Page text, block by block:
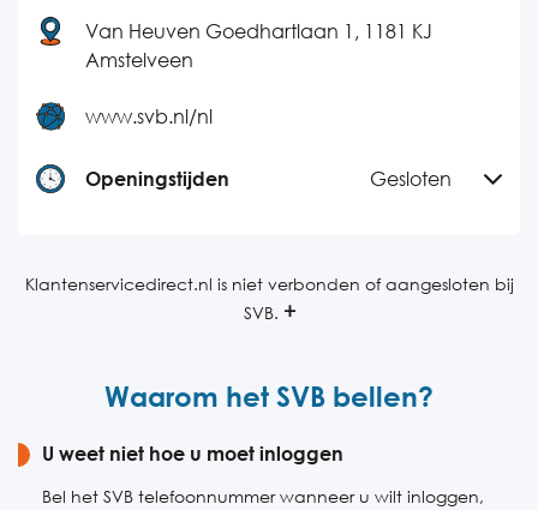
Van Heuven Goedhartlaan 1, 1181 KJ
Amstelveen
www.svb.nl/nl
Openingstijden Gesloten
Dinsdag
08:00-17:00
08:00-17:00
Zaterdag
Zondag
Gesloten
Klantenservicedirect.nl is niet verbonden of aangesloten bij
SVB.
Waarom het SVB bellen?
U weet niet hoe u moet inloggen
Bel het SVB telefoonnummer wanneer u wilt inloggen,